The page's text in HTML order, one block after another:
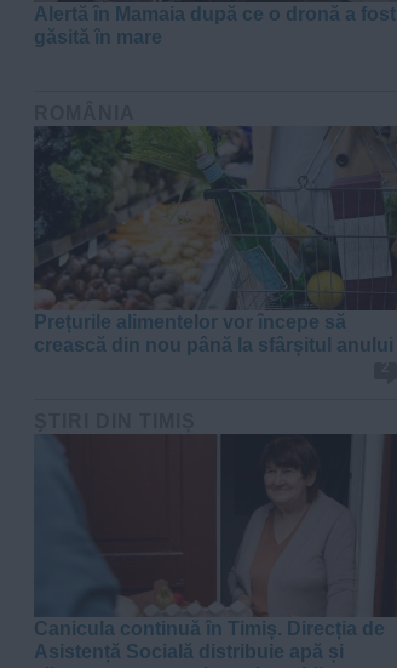
Alertă în Mamaia după ce o dronă a fost
găsită în mare
Prețurile alimentelor vor începe să
crească din nou până la sfârșitul anului
Canicula continuă în Timiș. Direcția de
Asistență Socială distribuie apă și